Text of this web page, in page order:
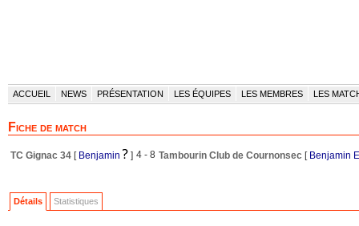
ACCUEIL NEWS PRÉSENTATION LES ÉQUIPES LES MEMBRES LES
Fiche de match
TC Gignac 34 [ Benjamin ] 4 - 8 Tambourin Club de Cournonsec [ Benjamin
Détails Statistiques